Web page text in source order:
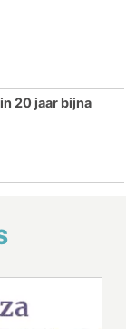
20 jaar bijna